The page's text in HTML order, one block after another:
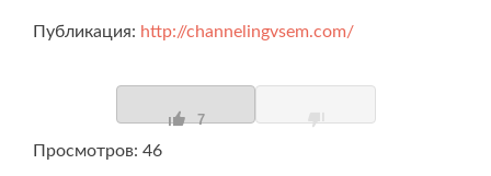
Публикация: http://channelingvsem.com/
7
Просмотров: 46